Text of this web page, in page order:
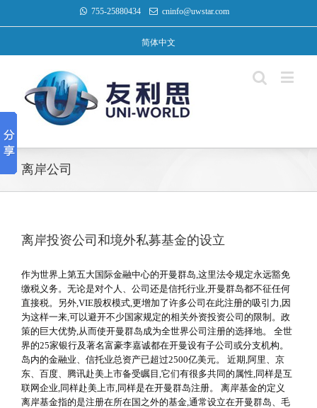
755-25880434 cninfo@uwstar.com
简体中文
离岸公司
离岸投资公司和境外私募基金的设立
作为世界上第五大国际金融中心的开曼群岛,这里法令规定永远豁免
缴税义务。无论是对个人、公司还是信托行业,开曼群岛都不征任何
直接税。另外,VIE股权模式,更增加了许多公司在此注册的吸引力,因
为这样一来,可以避开不少国家规定的相关外资投资公司的限制。政
策的巨大优势,从而使开曼群岛成为全世界公司注册的选择地。 全世
界的25家银行及著名富豪李嘉诚都在开曼设有子公司或分支机构。
岛内的金融业、信托业总资产已超过2500亿美元。 近期,阿里、京
东、百度、腾讯赴美上市备受瞩目,它们有很多共同的属性,同样是互
联网企业,同样赴美上市,同样是在开曼群岛注册。 离岸基金的定义
离岸基金指的是注册在所在国之外的基金,通常设立在开曼群岛、毛